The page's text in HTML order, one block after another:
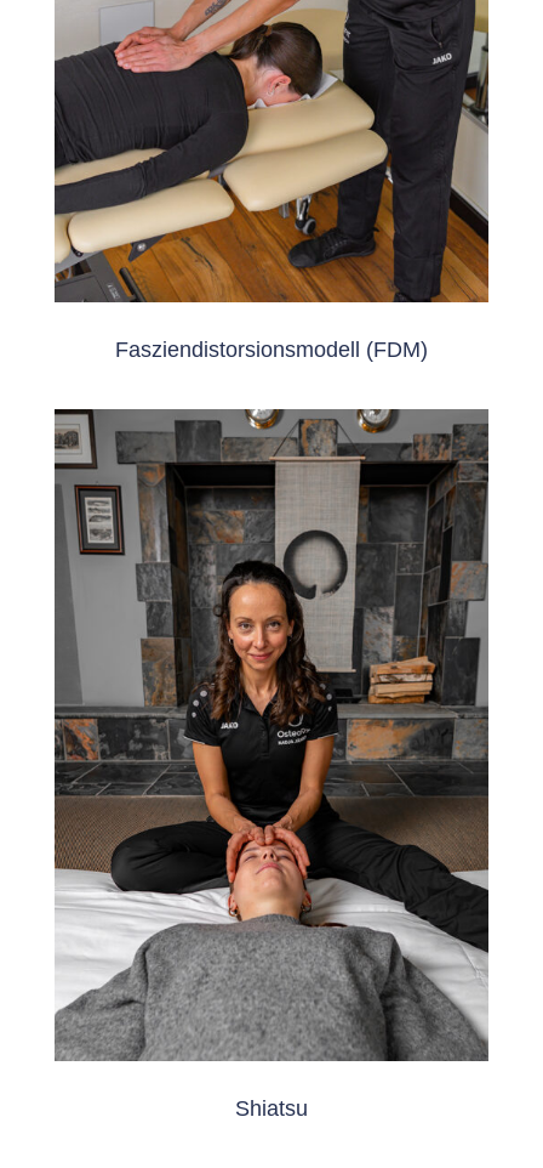
Fasziendistorsionsmodell (FDM)
Shiatsu